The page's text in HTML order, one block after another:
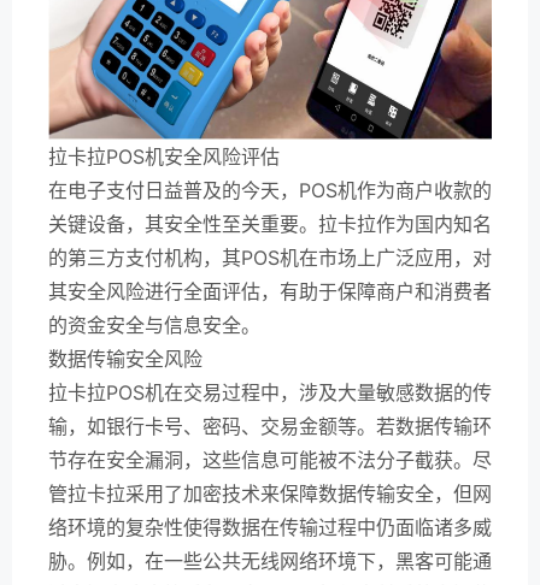
拉卡拉POS机安全风险评估
在电子支付日益普及的今天，POS机作为商户收款的
关键设备，其安全性至关重要。拉卡拉作为国内知名
的第三方支付机构，其POS机在市场上广泛应用，对
其安全风险进行全面评估，有助于保障商户和消费者
的资金安全与信息安全。
数据传输安全风险
拉卡拉POS机在交易过程中，涉及大量敏感数据的传
输，如银行卡号、密码、交易金额等。若数据传输环
节存在安全漏洞，这些信息可能被不法分子截获。尽
管拉卡拉采用了加密技术来保障数据传输安全，但网
络环境的复杂性使得数据在传输过程中仍面临诸多威
胁。例如，在一些公共无线网络环境下，黑客可能通